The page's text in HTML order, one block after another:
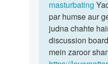
Rahul
masturbating
par humse aur
judna chahte
discussion
mein zaroor